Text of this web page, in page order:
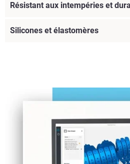
Résistant aux intempéries et
Silicones et élastomères